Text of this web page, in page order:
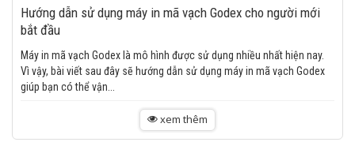
Hướng dẫn sử dụng máy in mã vạch Godex cho người mới
bắt đầu
Máy in mã vạch Godex là mô hình được sử dụng nhiều nhất hiện nay.
Vì vậy, bài viết sau đây sẽ hướng dẫn sử dụng máy in mã vạch Godex
giúp bạn có thể vận...
xem thêm